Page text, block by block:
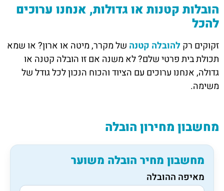
הובלות קטנות או גדולות, אנחנו ערוכים
להכל
זקוקים רקלהובלה קטנה של מקרר, מיטה או ארון? או שמא
תכולת בית פרטי שלם? לא משנה אם זו הובלה קטנה או
גדולה, אנחנו ערוכים עם הציוד והכוח הנכון לכל גודל של
משימה.
מחשבון מחירון הובלה
מחשבון מחיר הובלה משוער
מאיפה ההובלה